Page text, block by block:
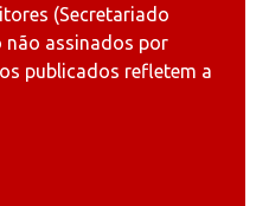
(Secretariado
não assinados por
publicados refletem a